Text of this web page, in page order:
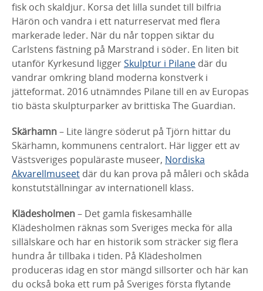
fisk och skaldjur. Korsa det lilla sundet till bilfria
Härön och vandra i ett naturreservat med flera
markerade leder. När du når toppen siktar du
Carlstens fästning på Marstrand i söder. En liten bit
utanför Kyrkesund liggerSkulptur i Pilane där du
vandrar omkring bland moderna konstverk i
jätteformat. 2016 utnämndes Pilane till en av Europas
tio bästa skulpturparker av brittiska The Guardian.
Skärhamn– Lite längre söderut på Tjörn hittar du
Skärhamn, kommunens centralort. Här ligger ett av
Västsveriges populäraste museer, Nordiska
Akvarellmuseet där du kan prova på måleri och skåda
konstutställningar av internationell klass.
Klädesholmen– Det gamla fiskesamhälle
Klädesholmen räknas som Sveriges mecka för alla
sillälskare och har en historik som sträcker sig flera
hundra år tillbaka i tiden. På Klädesholmen
produceras idag en stor mängd sillsorter och här kan
du också boka ett rum på Sveriges första flytande